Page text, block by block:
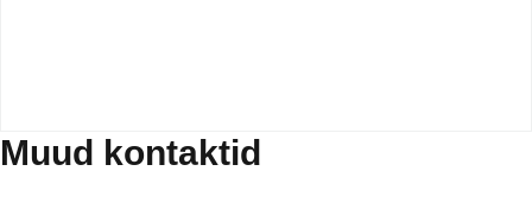
Muud kontaktid